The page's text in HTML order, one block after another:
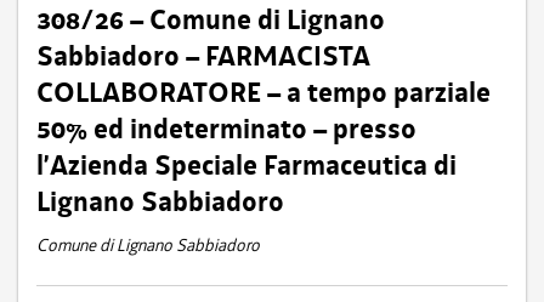
308/26 – Comune di Lignano
Sabbiadoro – FARMACISTA
COLLABORATORE – a tempo parziale
50% ed indeterminato – presso
l’Azienda Speciale Farmaceutica di
Lignano Sabbiadoro
Comune di Lignano Sabbiadoro